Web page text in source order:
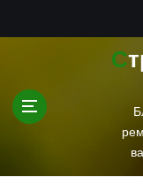
Строительный